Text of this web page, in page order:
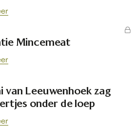
Mincemeat
van Leeuwenhoek zag
onder de loep